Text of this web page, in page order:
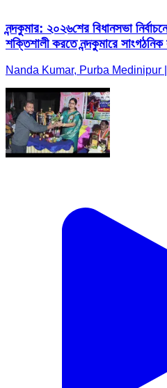
নন্দকুমার: ২০২৬শের বিধানসভা
শক্তিশালী করতে নন্দকুমারে
Nanda Kumar, Purba Medinipur